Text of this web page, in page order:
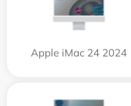
Apple iMac 24 2024